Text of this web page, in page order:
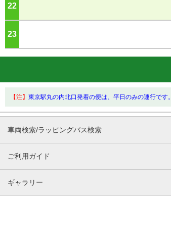
22
23
【注】 東京駅丸の内北口発着の便は、平日のみの運行です。
車両検索/ラッピングバス検索
ご利用ガイド
ギャラリー